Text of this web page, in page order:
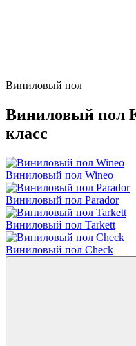
Виниловый пол
Виниловый пол
класс
Виниловый пол Wineo
Виниловый пол Parador
Виниловый пол Tarkett
Виниловый пол Check